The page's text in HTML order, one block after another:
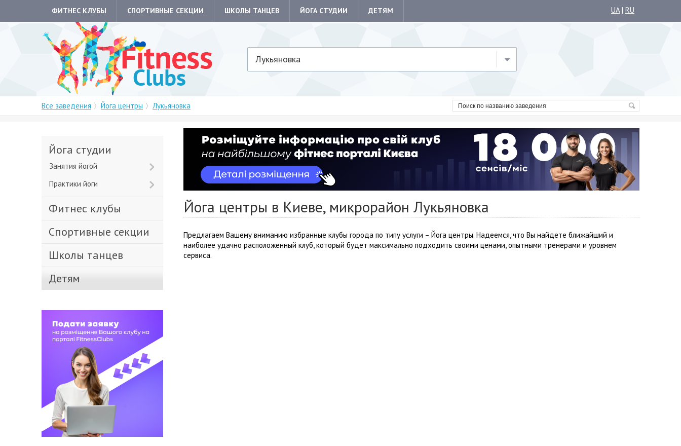
ФИТНЕС КЛУБЫ СПОРТИВНЫЕ СЕКЦИИ ШКОЛЫ ТАНЦЕВ ЙОГА СТУДИИ ДЕТЯМ UA| RU
Лукьяновка
Все заведения Йога центры Лукьяновка
Йога центры в Киеве, микрорайон Лукьяновка
Предлагаем Вашему вниманию избранные клубы города по типу услуги – Йога центры. Надеемся, что Вы найдете ближайший и
наиболее удачно расположенный клуб, который будет максимально подходить своими ценами, опытными тренерами и уровнем
сервиса.
Йога студии
Занятия йогой
Практики йоги
Фитнес клубы
Спортивные секции
Школы танцев
Детям